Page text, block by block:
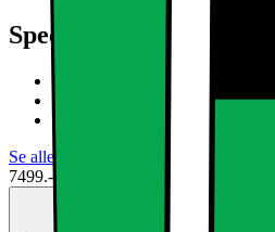
Specifikationer
6,1" Super Retina XDR-skærm
48 MP Fusion-kamera
Se alle specifikationer
7499.-